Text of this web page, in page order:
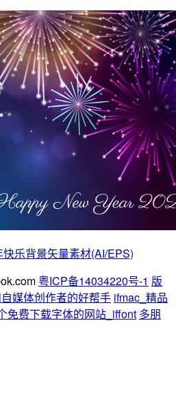
乐背景矢量素材(AI/EPS)
粤ICP备14034220号-1 版
媒体创作者的好帮手 ifmac_精品
免费下载字体的网站_iffont 多朋